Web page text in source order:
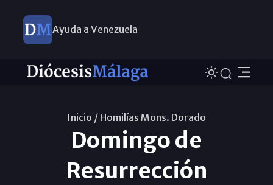
Ayuda a Venezuela
Inicio / Homilías Mons. Dorado
Domingo de
Resurrección